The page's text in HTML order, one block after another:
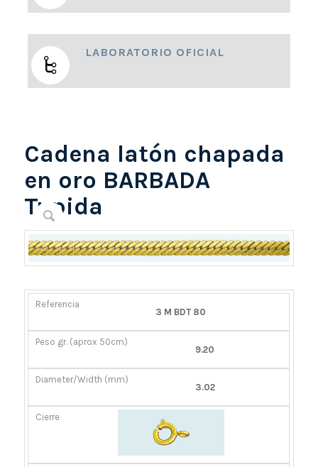
LABORATORIO OFICIAL
Cadena latón chapada
en oro BARBADA
Tupida
REFERENCIA
(APROX
DIÁMETRO/ANCHO
3 M BDT 80
9.20
3.02